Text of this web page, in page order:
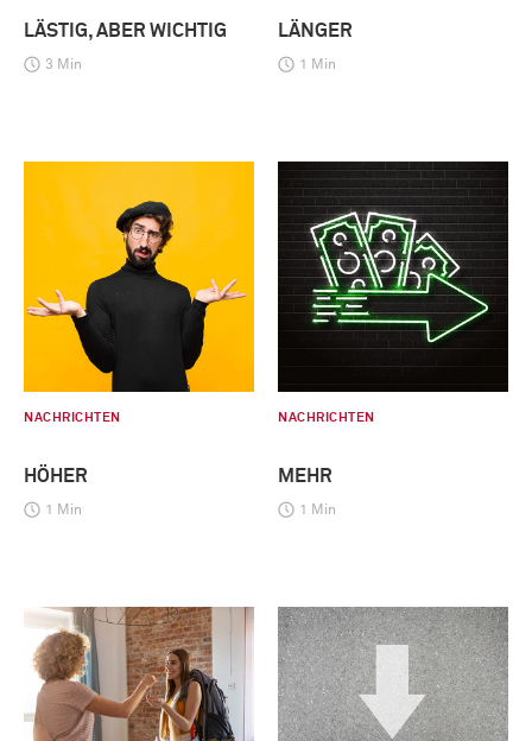
LÄSTIG, ABER WICHTIG
3 Min
LÄNGER
1 Min
NACHRICHTEN
HÖHER
1 Min
NACHRICHTEN
MEHR
1 Min